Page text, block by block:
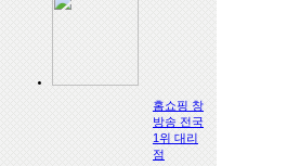
홈쇼핑 창
방송 전국
1위 대리
점